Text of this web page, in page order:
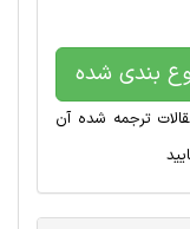
بندی شده
ترجمه شده آن